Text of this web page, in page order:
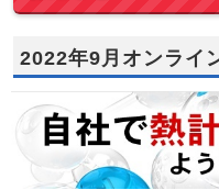
2022年9月オンライ